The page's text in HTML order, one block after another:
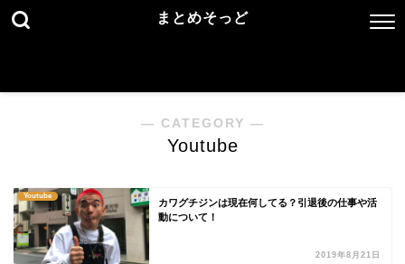
まとめそっど
― CATEGORY ―
Youtube
Youtube
カワグチジンは現在何してる？引退後の仕事や活
動について！
2019年8月21日